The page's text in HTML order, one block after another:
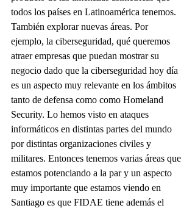
todos los países en Latinoamérica tenemos.
También explorar nuevas áreas. Por
ejemplo, la ciberseguridad, qué queremos
atraer empresas que puedan mostrar su
negocio dado que la ciberseguridad hoy día
es un aspecto muy relevante en los ámbitos
tanto de defensa como como Homeland
Security. Lo hemos visto en ataques
informáticos en distintas partes del mundo
por distintas organizaciones civiles y
militares. Entonces tenemos varias áreas que
estamos potenciando a la par y un aspecto
muy importante que estamos viendo en
Santiago es que FIDAE tiene además el